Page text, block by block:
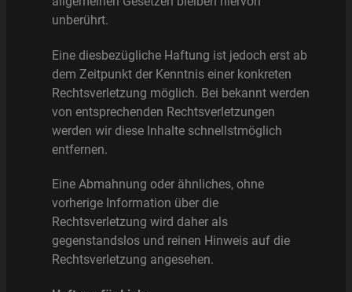
unberührt.
Eine diesbezügliche Haftung ist jedoch erst ab
dem Zeitpunkt der Kenntnis einer konkreten
Rechtsverletzung möglich. Bei bekannt werden
von entsprechenden Rechtsverletzungen
werden wir diese Inhalte schnellstmöglich
entfernen.
Eine Abmahnung oder ähnliches, ohne
vorherige Information über die
Rechtsverletzung wird daher als
gegenstandslos und reinen Hinweis auf die
Rechtsverletzung angesehen.